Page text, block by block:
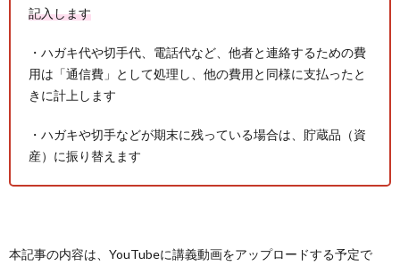
記入します
・ハガキ代や切手代、電話代など、他者と連絡するための費
用は「通信費」として処理し、他の費用と同様に支払ったと
きに計上します
・ハガキや切手などが期末に残っている場合は、貯蔵品（資
産）に振り替えます
本記事の内容は、YouTubeに講義動画をアップロードする予定で